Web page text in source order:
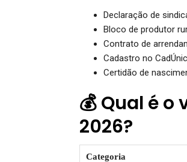
Declaração de
Bloco de produtor
Contrato de
Cadastro no
Certidão de
💰 Qual é
2026?
Categoria